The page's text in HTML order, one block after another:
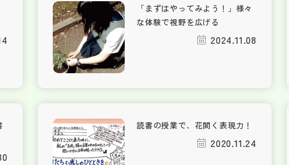
「まずはやってみよう！」様々
な体験で視野を広げる
2024.11.08
読書の授業で、花開く表現力！
2020.11.24